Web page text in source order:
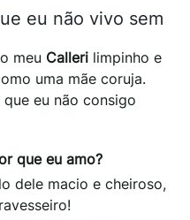
eu não vivo sem
meu Calleri limpinho e
uma mãe coruja.
eu não consigo
que eu amo?
dele macio e cheiroso,